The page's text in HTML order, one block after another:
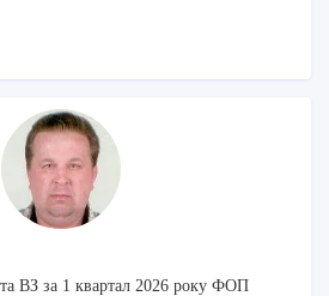
ВЗ за 1 квартал 2026 року ФОП